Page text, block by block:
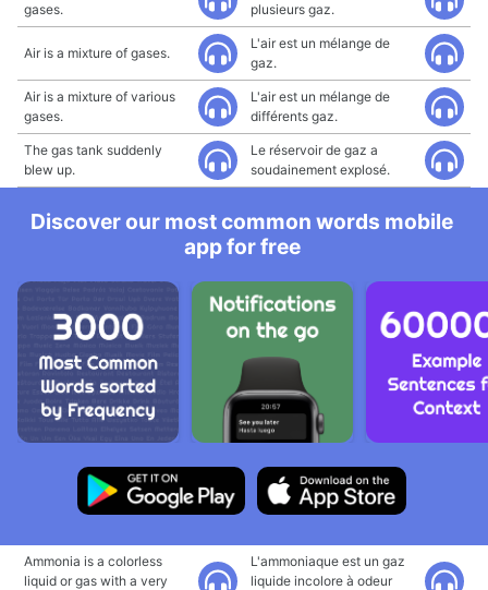
gases.
plusieurs gaz.
Air is a mixture of gases.
L'air est un mélange de
gaz.
Air is a mixture of various
gases.
L'air est un mélange de
différents gaz.
The gas tank suddenly
blew up.
Le réservoir de gaz a
soudainement explosé.
Discover our most common words mobile
app for free
Ammonia is a colorless
liquid or gas with a very
L'ammoniaque est un gaz
liquide incolore à odeur